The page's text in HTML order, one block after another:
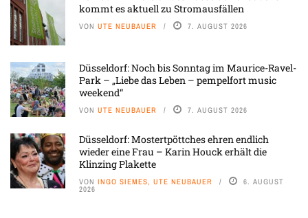
kommt es aktuell zu Stromausfällen
VON UTE NEUBAUER 7. AUGUST 2026
Düsseldorf: Noch bis Sonntag im Maurice-Ravel-
Park – „Liebe das Leben – pempelfort music
weekend“
VON UTE NEUBAUER 7. AUGUST 2026
Düsseldorf: Mostertpöttches ehren endlich
wieder eine Frau – Karin Houck erhält die
Klinzing Plakette
VON INGO SIEMES, UTE NEUBAUER 6. AUGUST
2026